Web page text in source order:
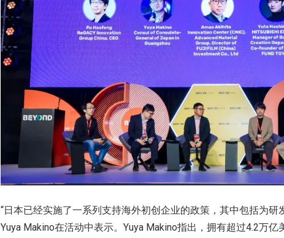
“日本已经实施了一系列支持海外初创企业的政策，其中包括为研
Yuya Makino在活动中表示。Yuya Makino指出，拥有超过4.2万